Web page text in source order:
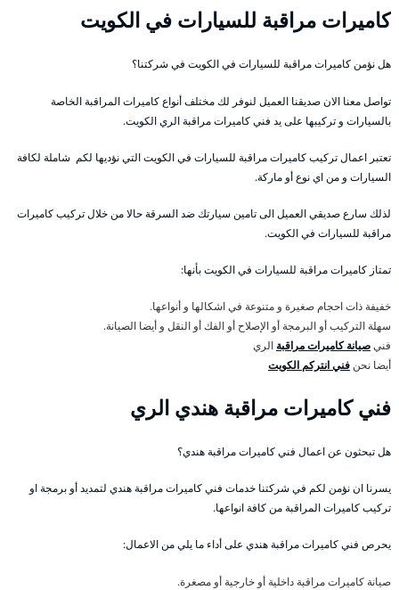
كاميرات مراقبة للسيارات في الكويت
هل نؤمن كاميرات مراقبة للسيارات في الكويت في شركتنا؟
تواصل معنا الان صديقنا العميل لنوفر لك مختلف أنواع كاميرات المراقبة الخاصة
بالسيارات و تركيبها على يد فني كاميرات مراقبة الري الكويت.
تعتبر اعمال تركيب كاميرات مراقبة للسيارات في الكويت التي نؤديها لكم شاملة لكافة
السيارات و من اي نوع أو ماركة.
لذلك سارع صديقي العميل الى تامين سيارتك ضد السرقة حالا من خلال تركيب كاميرات
مراقبة للسيارات في الكويت.
تمتاز كاميرات مراقبة للسيارات في الكويت بأنها:
خفيفة ذات احجام صغيرة و متنوعة في اشكالها و أنواعها.
سهلة التركيب أو البرمجة أو الإصلاح أو الفك أو النقل و أيضا الصيانة.
فنيصيانة كاميرات مراقبة الري
أيضا نحن فني انتركم الكويت
فني كاميرات مراقبة هندي الري
هل تبحثون عن اعمال فني كاميرات مراقبة هندي؟
يسرنا ان نؤمن لكم في شركتنا خدمات فني كاميرات مراقبة هندي لتمديد أو برمجة او
تركيب كاميرات المراقبة من كافة انواعها.
يحرص فني كاميرات مراقبة هندي على أداء ما يلي من الاعمال:
صيانة كاميرات مراقبة داخلية أو خارجية أو مصغرة.